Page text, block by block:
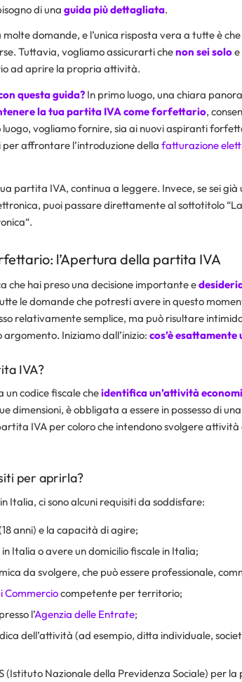
di una guida più dettagliata.
domande, e l’unica risposta vera a tutte è
Tuttavia, vogliamo assicurarti chenon sei soloe
ad aprire la propria attività.
questa guida?In primo luogo, una chiara
la tua partita IVA come forfettario,
luogo, vogliamo fornire, sia ai nuovi aspiranti
affrontare l’introduzione della fatturazione
partita IVA, continua a leggere. Invece, se sei
puoi passare direttamente al sottotitolo “
“.
l’Apertura della partita IVA
che hai preso una decisione importante e
le domande che potresti avere in questo
relativamente semplice, ma può risultare
Iniziamo dall’inizio: cos’è
IVA?
codice fiscale cheidentifica un’attività
dimensioni, è obbligata a essere in possesso di
IVA per coloro che intendono svolgere
per aprirla?
Italia, ci sono alcuni requisiti da soddisfare:
anni) e la capacità di agire;
Italia o avere un domicilio fiscale in Italia;
da svolgere, che può essere professionale,
Commerciocompetente per territorio;
l’Agenzia delle Entrate;
dell’attività (ad esempio, ditta individuale,
(Istituto Nazionale della Previdenza Sociale) per la